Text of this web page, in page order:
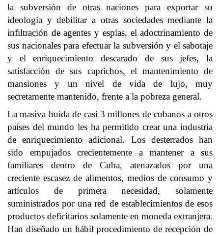
la subversión de otras naciones para exportar su
ideología y debilitar a otras sociedades mediante la
infiltración de agentes y espías, el adoctrinamiento de
sus nacionales para efectuar la subversión y el sabotaje
y el enriquecimiento descarado de sus jefes, la
satisfacción de sus caprichos, el mantenimiento de
mansiones y un nivel de vida de lujo, muy
secretamente mantenido, frente a la pobreza general.
La masiva huida de casi 3 millones de cubanos a otros
países del mundo les ha permitido crear una industria
de enriquecimiento adicional. Los desterrados han
sido empujados crecientemente a mantener a sus
familiares dentro de Cuba, atenazados por una
creciente escasez de alimentos, medios de consumo y
artículos de primera necesidad, solamente
suministrados por una red de establecimientos de esos
productos deficitarios solamente en moneda extranjera.
Han diseñado un hábil procedimiento de recepción de